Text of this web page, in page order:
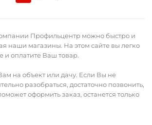
Профильцентр можно быстро и
наши магазины. На этом сайте вы легко
и оплатите Ваш товар.
на объект или дачу. Если Вы не
разобраться, достаточно позвонить,
оформить заказ, останется только